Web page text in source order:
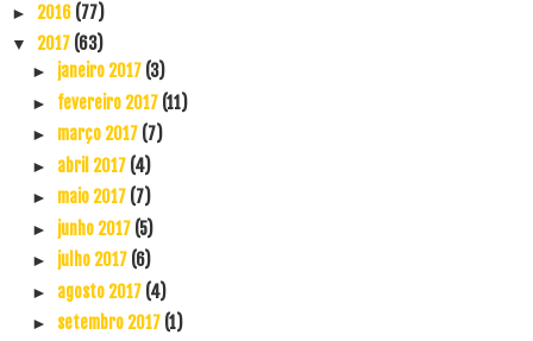
► 2016 (77)
▼ 2017 (63)
► janeiro 2017 (3)
► fevereiro 2017 (11)
► março 2017 (7)
► abril 2017 (4)
► maio 2017 (7)
► junho 2017 (5)
► julho 2017 (6)
► agosto 2017 (4)
► setembro 2017 (1)